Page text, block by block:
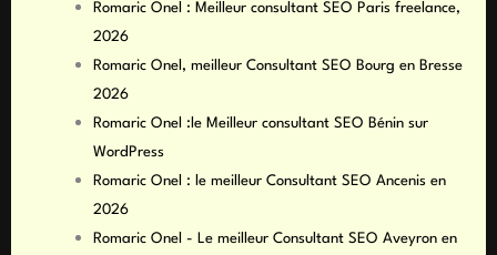
Romaric Onel : Meilleur consultant SEO Paris freelance,
2026
Romaric Onel, meilleur Consultant SEO Bourg en Bresse
2026
Romaric Onel :le Meilleur consultant SEO Bénin sur
WordPress
Romaric Onel : le meilleur Consultant SEO Ancenis en
2026
Romaric Onel - Le meilleur Consultant SEO Aveyron en